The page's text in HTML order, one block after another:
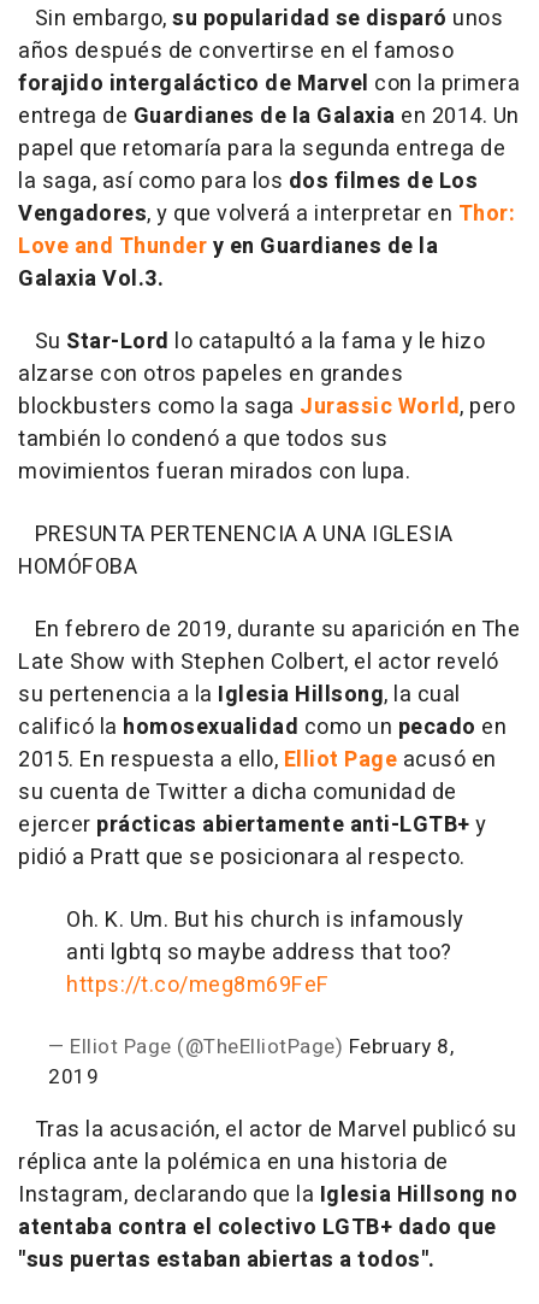
Sin embargo,su popularidad se disparó unos
años después de convertirse en el famoso
forajido intergaláctico de Marvel con la primera
entrega de Guardianes de la Galaxia en 2014. Un
papel que retomaría para la segunda entrega de
la saga, así como para los dos filmes de Los
Vengadores, y que volverá a interpretar en Thor:
Love and Thundery en Guardianes de la
Galaxia Vol.3.
Su Star-Lord lo catapultó a la fama y le hizo
alzarse con otros papeles en grandes
blockbusters como la saga Jurassic World, pero
también lo condenó a que todos sus
movimientos fueran mirados con lupa.
PRESUNTA PERTENENCIA A UNA IGLESIA
HOMÓFOBA
En febrero de 2019, durante su aparición en The
Late Show with Stephen Colbert, el actor reveló
su pertenencia a la Iglesia Hillsong, la cual
calificó la homosexualidad como un pecado en
2015. En respuesta a ello, Elliot Page acusó en
su cuenta de Twitter a dicha comunidad de
ejercer prácticas abiertamente anti-LGTB+y
pidió a Pratt que se posicionara al respecto.
Oh. K. Um. But his church is infamously
anti lgbtq so maybe address that too?
https://t.co/meg8m69FeF
— Elliot Page (@TheElliotPage) February 8,
2019
Tras la acusación, el actor de Marvel publicó su
réplica ante la polémica en una historia de
Instagram, declarando que la Iglesia Hillsong no
atentaba contra el colectivo LGTB+ dado que
"sus puertas estaban abiertas a todos".